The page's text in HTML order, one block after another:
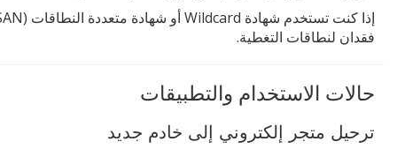
فقدان لنطاقات التغطية.
حالات الاستخدام والتطبيقات
ترحيل متجر إلكتروني إلى خادم جديد